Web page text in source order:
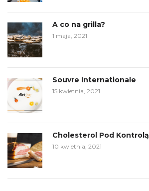
A co na grilla?
1 maja, 2021
Souvre Internationale
15 kwietnia, 2021
Cholesterol Pod Kontrolą
10 kwietnia, 2021